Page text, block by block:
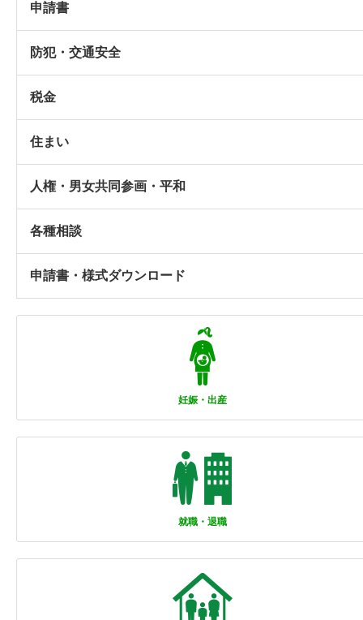
申請書
防犯・交通安全
税金
住まい
人権・男女共同参画・平和
各種相談
申請書・様式ダウンロード
妊娠・出産
就職・退職